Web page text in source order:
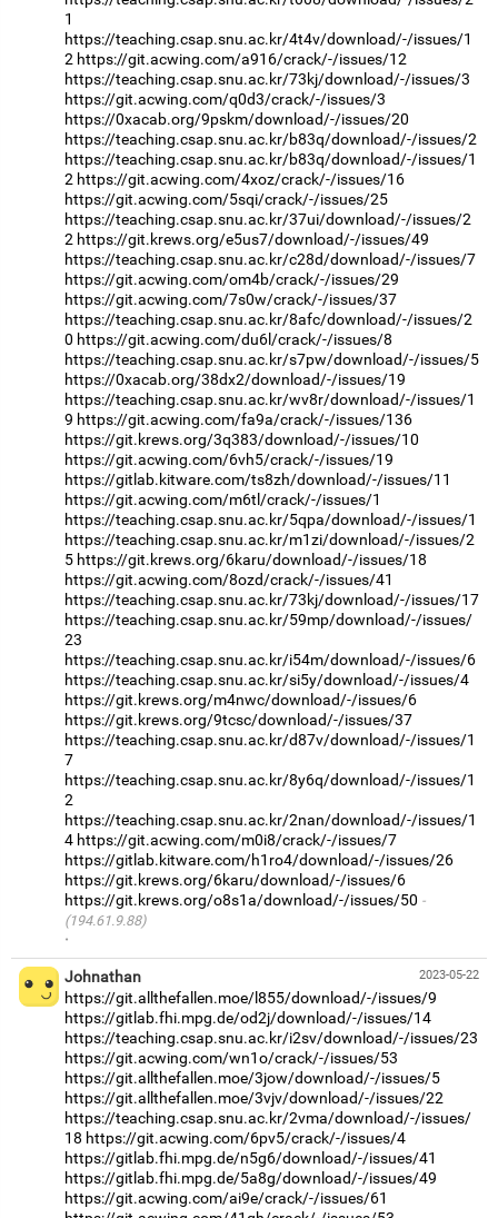
1
https://teaching.csap.snu.ac.kr/4t4v/download/-/issues/1
2 https://git.acwing.com/a916/crack/-/issues/12
https://teaching.csap.snu.ac.kr/73kj/download/-/issues/3
https://git.acwing.com/q0d3/crack/-/issues/3
https://0xacab.org/9pskm/download/-/issues/20
https://teaching.csap.snu.ac.kr/b83q/download/-/issues/2
https://teaching.csap.snu.ac.kr/b83q/download/-/issues/1
2 https://git.acwing.com/4xoz/crack/-/issues/16
https://git.acwing.com/5sqi/crack/-/issues/25
https://teaching.csap.snu.ac.kr/37ui/download/-/issues/2
2 https://git.krews.org/e5us7/download/-/issues/49
https://teaching.csap.snu.ac.kr/c28d/download/-/issues/7
https://git.acwing.com/om4b/crack/-/issues/29
https://git.acwing.com/7s0w/crack/-/issues/37
https://teaching.csap.snu.ac.kr/8afc/download/-/issues/2
0 https://git.acwing.com/du6l/crack/-/issues/8
https://teaching.csap.snu.ac.kr/s7pw/download/-/issues/5
https://0xacab.org/38dx2/download/-/issues/19
https://teaching.csap.snu.ac.kr/wv8r/download/-/issues/1
9 https://git.acwing.com/fa9a/crack/-/issues/136
https://git.krews.org/3q383/download/-/issues/10
https://git.acwing.com/6vh5/crack/-/issues/19
https://gitlab.kitware.com/ts8zh/download/-/issues/11
https://git.acwing.com/m6tl/crack/-/issues/1
https://teaching.csap.snu.ac.kr/5qpa/download/-/issues/1
https://teaching.csap.snu.ac.kr/m1zi/download/-/issues/2
5 https://git.krews.org/6karu/download/-/issues/18
https://git.acwing.com/8ozd/crack/-/issues/41
https://teaching.csap.snu.ac.kr/73kj/download/-/issues/17
https://teaching.csap.snu.ac.kr/59mp/download/-/issues/
23
https://teaching.csap.snu.ac.kr/i54m/download/-/issues/6
https://teaching.csap.snu.ac.kr/si5y/download/-/issues/4
https://git.krews.org/m4nwc/download/-/issues/6
https://git.krews.org/9tcsc/download/-/issues/37
https://teaching.csap.snu.ac.kr/d87v/download/-/issues/1
7
https://teaching.csap.snu.ac.kr/8y6q/download/-/issues/1
2
https://teaching.csap.snu.ac.kr/2nan/download/-/issues/1
4 https://git.acwing.com/m0i8/crack/-/issues/7
https://gitlab.kitware.com/h1ro4/download/-/issues/26
https://git.krews.org/6karu/download/-/issues/6
https://git.krews.org/o8s1a/download/-/issues/50
(194.61.9.88)
·
2023-05-22
Johnathan
https://git.allthefallen.moe/l855/download/-/issues/9
https://gitlab.fhi.mpg.de/od2j/download/-/issues/14
https://teaching.csap.snu.ac.kr/i2sv/download/-/issues/23
https://git.acwing.com/wn1o/crack/-/issues/53
https://git.allthefallen.moe/3jow/download/-/issues/5
https://git.allthefallen.moe/3vjv/download/-/issues/22
https://teaching.csap.snu.ac.kr/2vma/download/-/issues/
18 https://git.acwing.com/6pv5/crack/-/issues/4
https://gitlab.fhi.mpg.de/n5g6/download/-/issues/41
https://gitlab.fhi.mpg.de/5a8g/download/-/issues/49
https://git.acwing.com/ai9e/crack/-/issues/61